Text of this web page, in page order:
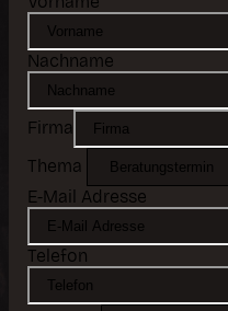
Nachname
Firma
Thema
E-Mail Adresse
Telefon